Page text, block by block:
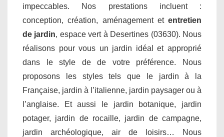
impeccables. Nos prestations incluent :
conception, création, aménagement et entretien
de jardin, espace vert à Desertines (03630). Nous
réalisons pour vous un jardin idéal et approprié
dans le style de de votre préférence. Nous
proposons les styles tels que le jardin à la
Française, jardin à l’italienne, jardin paysager ou à
l’anglaise. Et aussi le jardin botanique, jardin
potager, jardin de rocaille, jardin de campagne,
jardin archéologique, air de loisirs… Nous